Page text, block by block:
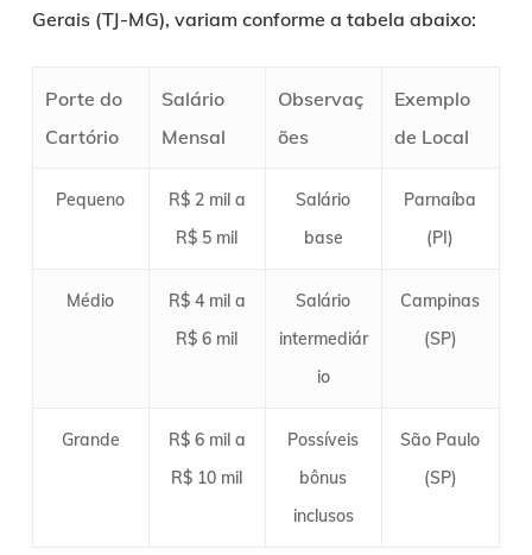
Gerais (TJ-MG), variam conforme a tabela abaixo:
Porte do
Cartório
Salário
Mensal
Observaç
ões
Exemplo
de Local
Pequeno
R$ 2 mil a
R$ 5 mil
Salário
base
Parnaíba
(PI)
Médio
R$ 4 mil a
R$ 6 mil
Salário
intermediár
io
Campinas
(SP)
Grande
R$ 6 mil a
R$ 10 mil
Possíveis
bônus
inclusos
São Paulo
(SP)